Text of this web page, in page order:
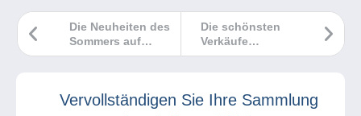
Die schönsten
Verkäufe
Delcampe
Die Neuheiten des
Sommers auf
Delcampe!
Vervollständigen Sie Ihre Sammlung